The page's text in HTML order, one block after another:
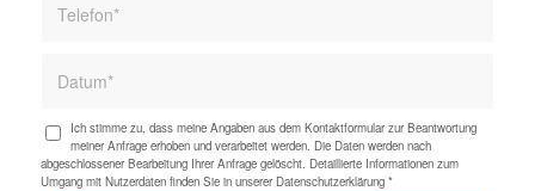
Ich stimme zu, dass meine Angaben aus dem Kontaktformular zur Beantwortung
meiner Anfrage erhoben und verarbeitet werden. Die Daten werden nach
abgeschlossener Bearbeitung Ihrer Anfrage gelöscht. Detaillierte Informationen zum
Umgang mit Nutzerdaten finden Sie in unserer Datenschutzerklärung *